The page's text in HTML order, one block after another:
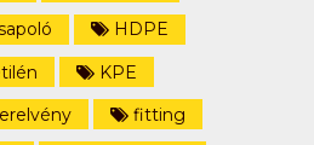
HDPE
KPE
fitting